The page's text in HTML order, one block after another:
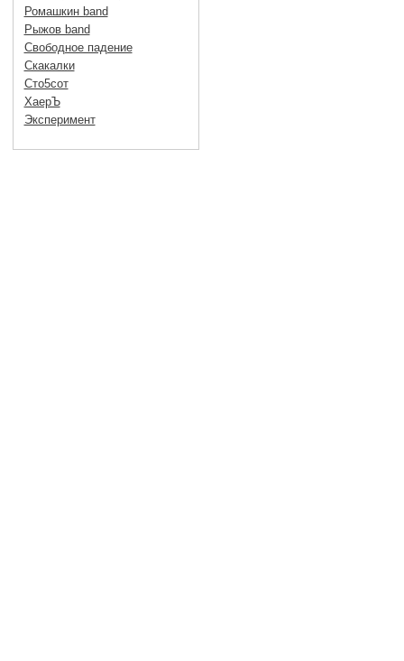
Ромашкин band
Рыжов band
Свободное падение
Скакалки
Сто5сот
ХаерЪ
Эксперимент